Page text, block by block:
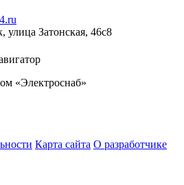
, улица Затонская, 46с8
«Электроснаб»
Карта сайта О разработчике